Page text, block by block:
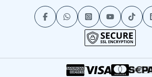
Minikreuzfahrten
Stornokabinen
Luxuskreuzfahrten
Alle Schiffe
Alle Reiseziele
Kreuzfahrtpakete